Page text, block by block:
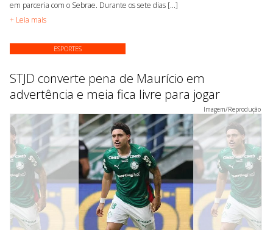
em parceria com o Sebrae. Durante os sete dias [...]
+ Leia mais
ESPORTES
STJD converte pena de Maurício em
advertência e meia fica livre para jogar
Imagem/Reprodução